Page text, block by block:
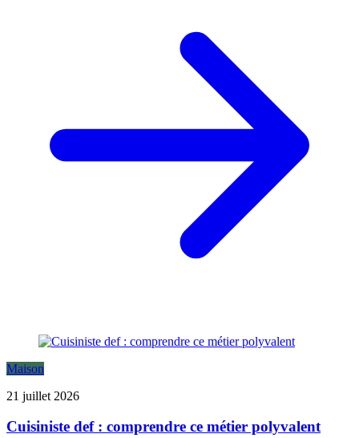
Maison
21 juillet 2026
Cuisiniste def : comprendre ce métier polyvalent